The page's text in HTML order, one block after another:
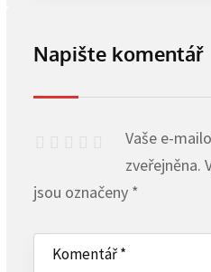
Napište komentář
Vaše e-
zveřejněna.
jsou označeny *